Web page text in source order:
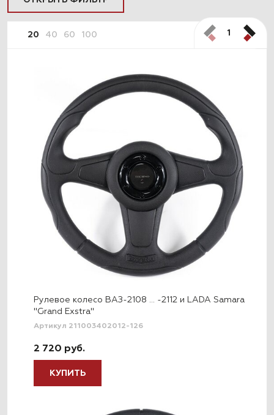
20 40 60 100 1
Рулевое колесо ВАЗ-2108 … -2112 и LADA Samara
"Grand Exstra"
Артикул 211003402012-126
2 720 руб.
КУПИТЬ